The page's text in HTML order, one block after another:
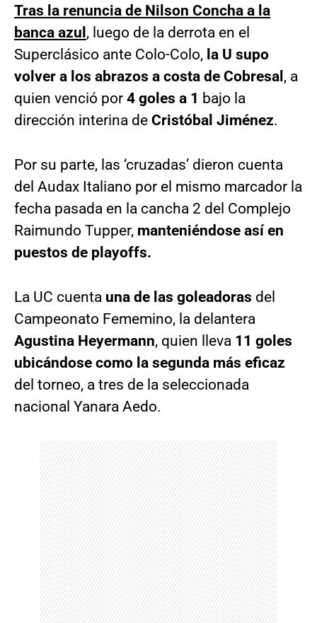
Tras la renuncia de Nilson Concha a la
banca azul , luego de la derrota en el
Superclásico ante Colo-Colo, la U supo
volver a los abrazos a costa de Cobresal , a
quien venció por 4 goles a 1 bajo la
dirección interina de Cristóbal Jiménez.
Por su parte, las ‘cruzadas’ dieron cuenta
del Audax Italiano por el mismo marcador la
fecha pasada en la cancha 2 del Complejo
Raimundo Tupper, manteniéndose así en
puestos de playoffs.
La UC cuenta una de las goleadoras del
Campeonato Fememino, la delantera
Agustina Heyermann, quien lleva 11 goles
ubicándose como la segunda más eficaz
del torneo, a tres de la seleccionada
nacional Yanara Aedo.